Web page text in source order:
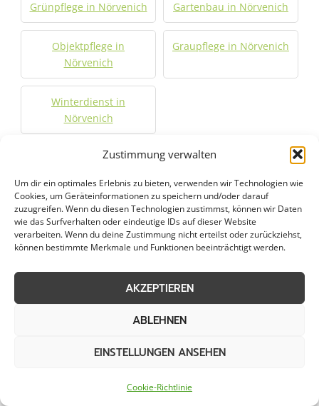
Zustimmung verwalten
Um dir ein optimales Erlebnis zu bieten, verwenden wir Technologien wie
Cookies, um Geräteinformationen zu speichern und/oder darauf
zuzugreifen. Wenn du diesen Technologien zustimmst, können wir Daten
wie das Surfverhalten oder eindeutige IDs auf dieser Website
verarbeiten. Wenn du deine Zustimmung nicht erteilst oder zurückziehst,
können bestimmte Merkmale und Funktionen beeinträchtigt werden.
AKZEPTIEREN
ABLEHNEN
EINSTELLUNGEN ANSEHEN
Cookie-Richtlinie
Grünpflege in Nörvenich Gartenbau in Nörvenich
Objektpflege in
Nörvenich
Graupflege in Nörvenich
Winterdienst in
Nörvenich
Städte im Umkreis von 50 km
Dachversiegelung in
Aachen
Dachversiegelung in
Alfter
Dachversiegelung in
Dachversiegelung in
Altstadt Sud
Honnef
Dachversiegelung in Bad
Dachversiegelung in